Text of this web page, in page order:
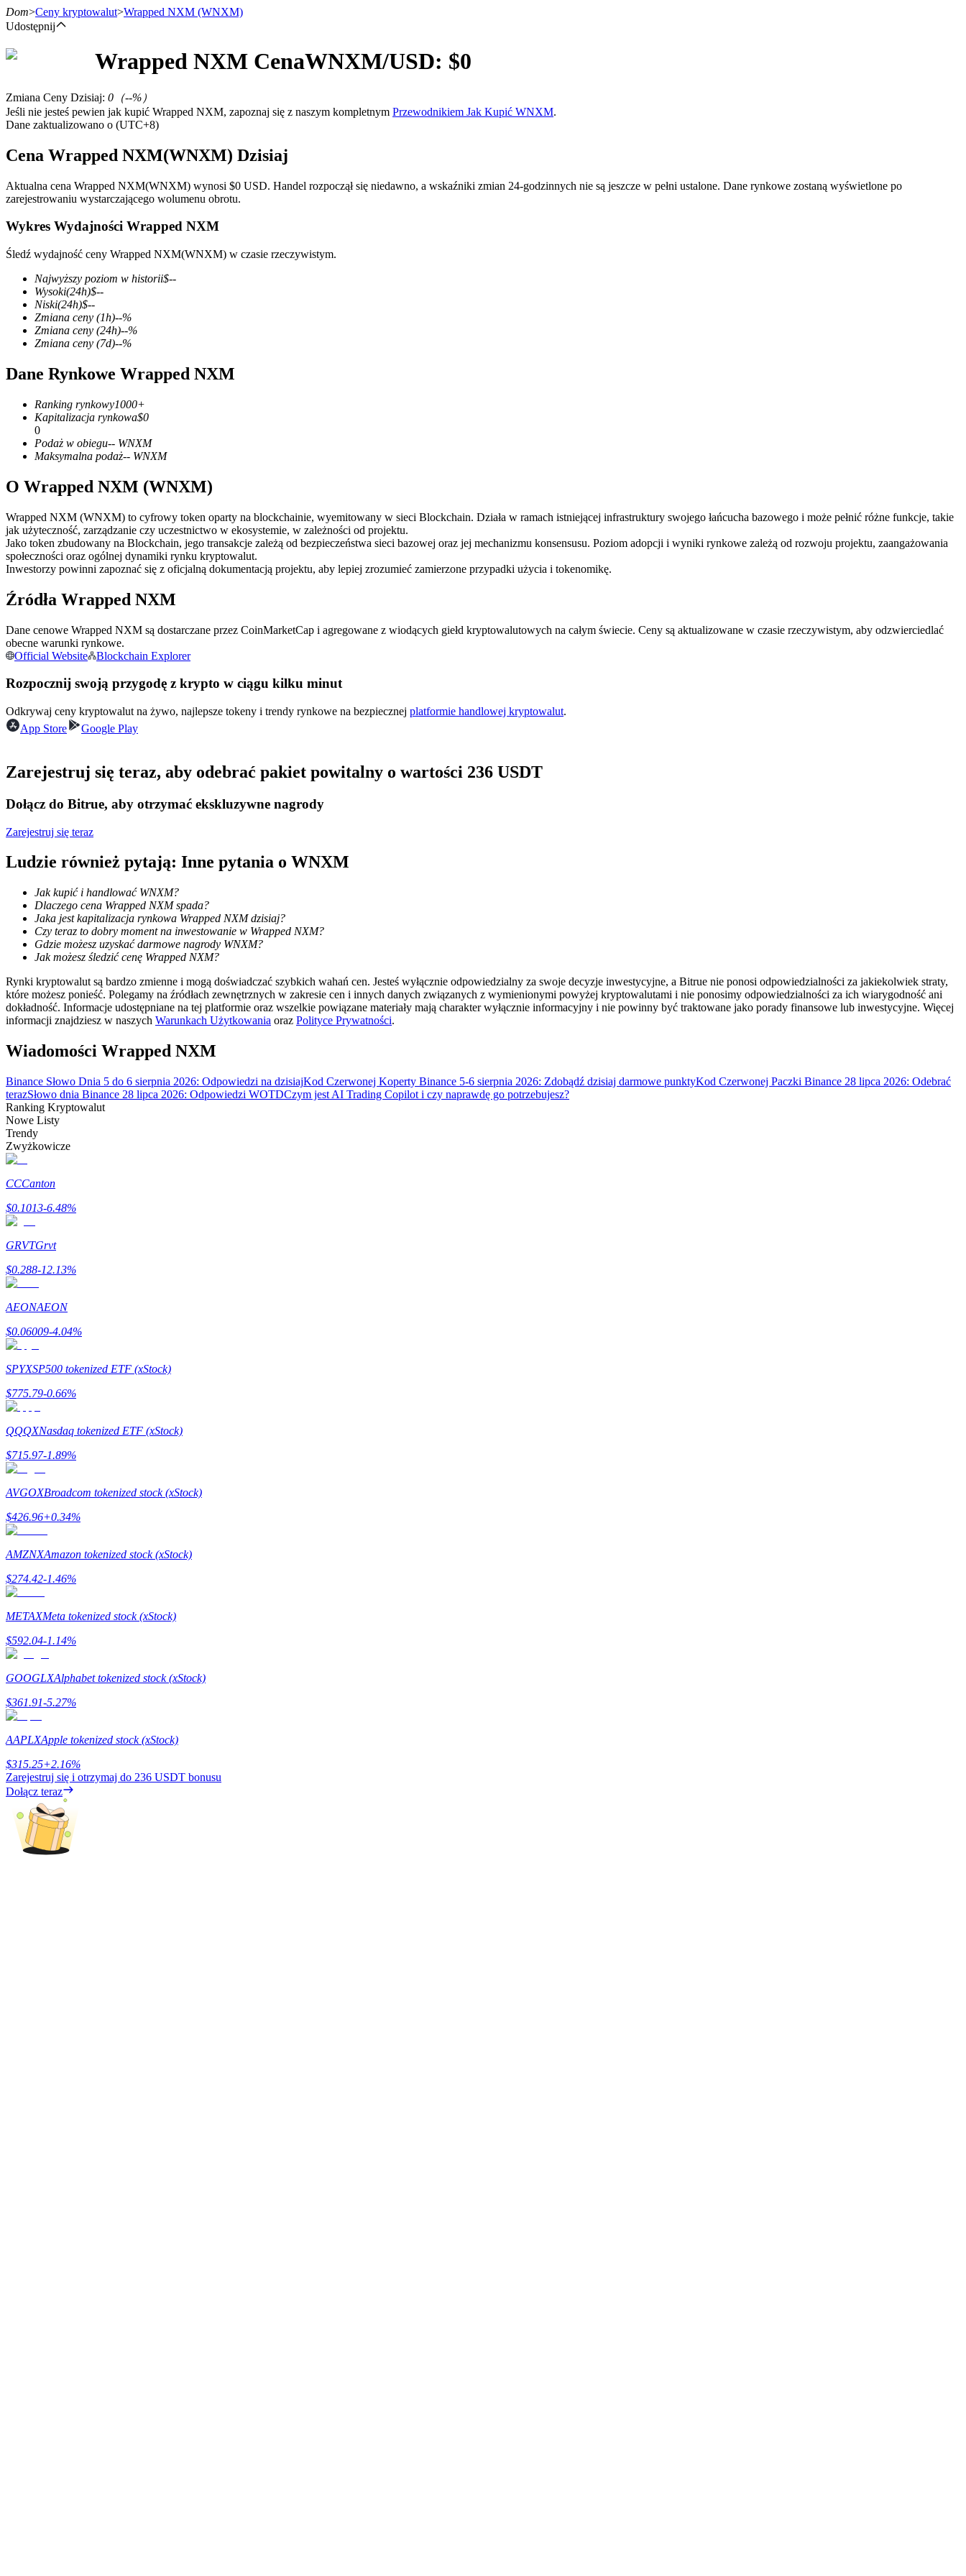
Kontrakty terminowe
Kontrakty terminowe na kryptowaluty
TradFi
Instrumenty pochodne na akcje, forex, metale szlachetne i towary
Kontrakty terminowe na USDC
Kontrakty futures wykorzystujące USDC jako zabezpieczenie
Kopiowanie Transakcji
Dołącz do najlepszych traderów
Zostań traderem kopiującym
Ciesz się podziałem zysków i prowizjami z kopiowania transakcji
Informacja
Strategie handlowe
Dowiedz się, jak zachować rentowność
Zarabiać
Mocna Świnka
Codziennie zdobywaj konkurencyjne nagrody
Dom>Ceny kryptowalut>Wrapped NXM (WNXM)
Udostępnij
Wrapped NXM CenaWNXM/USD: $0
Zmiana Ceny Dzisiaj: 0 （--%）
Jeśli nie jesteś pewien jak kupić Wrapped NXM, zapoznaj się z naszym kompletnym Przewodnikiem Jak Kupić WNXM.
Dane zaktualizowano o (UTC+8)
Cena Wrapped NXM(WNXM) Dzisiaj
Aktualna cena Wrapped NXM(WNXM) wynosi $0 USD. Handel rozpoczął się niedawno, a wskaźniki zmian 24-godzinnych nie są jeszcze w pełni ustalone. Dane rynkowe zostaną wyświetlone po
zarejestrowaniu wystarczającego wolumenu obrotu.
Wykres Wydajności Wrapped NXM
Śledź wydajność ceny Wrapped NXM(WNXM) w czasie rzeczywistym.
Najwyższy poziom w historii$--
Wysoki(24h)$--
Niski(24h)$--
Zmiana ceny (1h)--%
Zmiana ceny (24h)--%
Zmiana ceny (7d)--%
Dane Rynkowe Wrapped NXM
Ranking rynkowy1000+
Kapitalizacja rynkowa$0
0
Podaż w obiegu-- WNXM
Maksymalna podaż-- WNXM
O Wrapped NXM (WNXM)
Wrapped NXM (WNXM) to cyfrowy token oparty na blockchainie, wyemitowany w sieci Blockchain. Działa w ramach istniejącej infrastruktury swojego łańcucha bazowego i może pełnić różne funkcje, takie
jak użyteczność, zarządzanie czy uczestnictwo w ekosystemie, w zależności od projektu.
Jako token zbudowany na Blockchain, jego transakcje zależą od bezpieczeństwa sieci bazowej oraz jej mechanizmu konsensusu. Poziom adopcji i wyniki rynkowe zależą od rozwoju projektu, zaangażowania
społeczności oraz ogólnej dynamiki rynku kryptowalut.
Inwestorzy powinni zapoznać się z oficjalną dokumentacją projektu, aby lepiej zrozumieć zamierzone przypadki użycia i tokenomikę.
Źródła Wrapped NXM
Dane cenowe Wrapped NXM są dostarczane przez CoinMarketCap i agregowane z wiodących giełd kryptowalutowych na całym świecie. Ceny są aktualizowane w czasie rzeczywistym, aby odzwierciedlać
obecne warunki rynkowe.
Official Website
Blockchain Explorer
Rozpocznij swoją przygodę z krypto w ciągu kilku minut
Odkrywaj ceny kryptowalut na żywo, najlepsze tokeny i trendy rynkowe na bezpiecznej platformie handlowej kryptowalut.
App Store
Google Play
Zarejestruj się teraz, aby odebrać pakiet powitalny o wartości 236 USDT
Dołącz do Bitrue, aby otrzymać ekskluzywne nagrody
Zarejestruj się teraz
Ludzie również pytają: Inne pytania o WNXM
Jak kupić i handlować WNXM?
Dlaczego cena Wrapped NXM spada?
Jaka jest kapitalizacja rynkowa Wrapped NXM dzisiaj?
Czy teraz to dobry moment na inwestowanie w Wrapped NXM?
Gdzie możesz uzyskać darmowe nagrody WNXM?
Jak możesz śledzić cenę Wrapped NXM?
Rynki kryptowalut są bardzo zmienne i mogą doświadczać szybkich wahań cen. Jesteś wyłącznie odpowiedzialny za swoje decyzje inwestycyjne, a Bitrue nie ponosi odpowiedzialności za jakiekolwiek straty,
które możesz ponieść. Polegamy na źródłach zewnętrznych w zakresie cen i innych danych związanych z wymienionymi powyżej kryptowalutami i nie ponosimy odpowiedzialności za ich wiarygodność ani
dokładność. Informacje udostępniane na tej platformie oraz wszelkie powiązane materiały mają charakter wyłącznie informacyjny i nie powinny być traktowane jako porady finansowe lub inwestycyjne. Więcej
informacji znajdziesz w naszych Warunkach Użytkowania oraz Polityce Prywatności.
Wiadomości Wrapped NXM
Binance Słowo Dnia 5 do 6 sierpnia 2026: Odpowiedzi na dzisiajKod Czerwonej Koperty Binance 5-6 sierpnia 2026: Zdobądź dzisiaj darmowe punktyKod Czerwonej Paczki Binance 28 lipca 2026: Odebrać
terazSłowo dnia Binance 28 lipca 2026: Odpowiedzi WOTDCzym jest AI Trading Copilot i czy naprawdę go potrzebujesz?
Ranking Kryptowalut
Nowe Listy
Trendy
Zwyżkowicze
CCCanton
$0.1013-6.48%
GRVTGrvt
$0.288-12.13%
AEONAEON
$0.06009-4.04%
SPYXSP500 tokenized ETF (xStock)
$775.79-0.66%
QQQXNasdaq tokenized ETF (xStock)
$715.97-1.89%
AVGOXBroadcom tokenized stock (xStock)
$426.96+0.34%
AMZNXAmazon tokenized stock (xStock)
$274.42-1.46%
METAXMeta tokenized stock (xStock)
$592.04-1.14%
GOOGLXAlphabet tokenized stock (xStock)
$361.91-5.27%
AAPLXApple tokenized stock (xStock)
$315.25+2.16%
Zarejestruj się i otrzymaj do 236 USDT bonusu
Dołącz teraz